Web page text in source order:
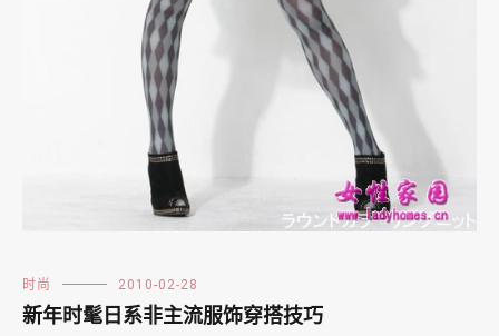
时尚 2010-02-28
新年时髦日系非主流服饰穿搭技巧